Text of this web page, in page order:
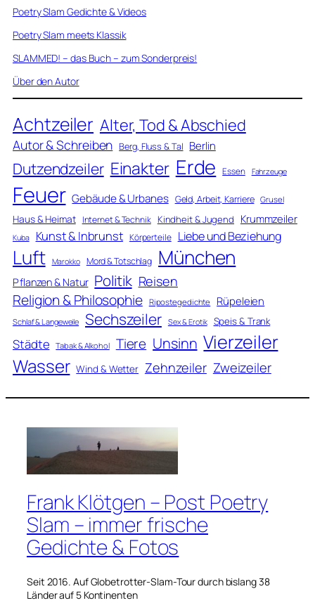
Poetry Slam Gedichte & Videos
Poetry Slam meets Klassik
SLAMMED! – das Buch – zum Sonderpreis!
Über den Autor
Achtzeiler Alter, Tod & Abschied
Autor & Schreiben Berg, Fluss & Tal Berlin
Dutzendzeiler Einakter Erde Essen Fahrzeuge
Feuer Gebäude & Urbanes Geld, Arbeit, Karriere Grusel
Haus & Heimat Internet & Technik Kindheit & Jugend Krummzeiler
Kuba Kunst & Inbrunst Körperteile Liebe und Beziehung
Luft Marokko Mord & Totschlag München
Pflanzen & Natur Politik Reisen
Religion & Philosophie Ripostegedichte Rüpeleien
Schlaf & Langeweile Sechszeiler Sex & Erotik Speis & Trank
Städte Tabak & Alkohol Tiere Unsinn Vierzeiler
Wasser Wind & Wetter Zehnzeiler Zweizeiler
Frank Klötgen – Post Poetry
Slam – immer frische
Gedichte & Fotos
Seit 2016. Auf Globetrotter-Slam-Tour durch bislang 38
Länder auf 5 Kontinenten